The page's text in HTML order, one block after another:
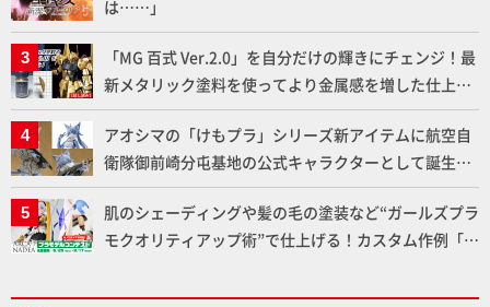
は……」
「MG 百式 Ver.2.0」を自分だけの輝きにチェンジ！最
新メタリック塗料を使ってより金属感を増した仕上が
りに!!【試し読み】
アオシマの「けもプラ」シリーズ新アイテムに航空自
衛隊御前崎分屯基地の公式キャラクターとして誕生し
た「おまねこ」が着任！けもプラ公式サイト限定版と
通常版の2ラインで発売！
肌のシェーディングや髪の毛の塗装など“ガールズプラ
モクオリティアップ術”で仕上げる！カスタム作例「白
デルコンテスト」～8月17日（月）11:59まで応募受付